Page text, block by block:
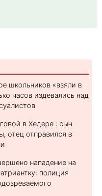
школьников «взяли в
часов издевались над
в Хедере : сын
отец отправился в
нападение на
полиция